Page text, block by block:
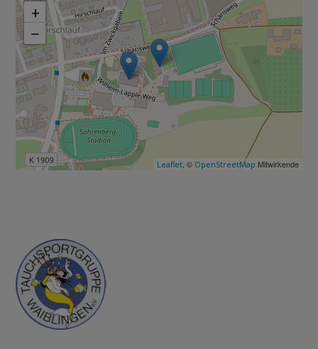
+
−
Leaflet , © OpenStreetMap Mitwirkende